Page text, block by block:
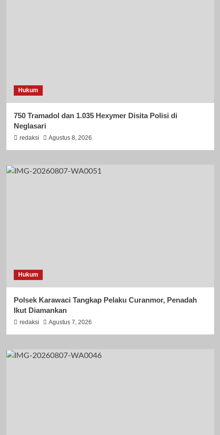
Hukum
750 Tramadol dan 1.035 Hexymer Disita Polisi di
Neglasari
redaksi Agustus 8, 2026
Hukum
Polsek Karawaci Tangkap Pelaku Curanmor, Penadah
Ikut Diamankan
redaksi Agustus 7, 2026